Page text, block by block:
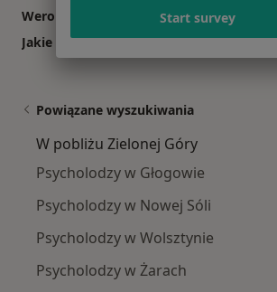
Weronika Rosak: co mówią pacjenci?
Jakie ubezpieczenia akceptuje Weronika
Powiązane wyszukiwania
W pobliżu Zielonej Góry
Psycholodzy w Głogowie
Psycholodzy w Nowej Sóli
Psycholodzy w Wolsztynie
Psycholodzy w Żarach
Start survey